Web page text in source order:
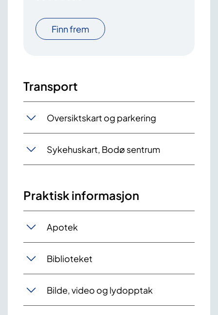
Finn frem
Transport
Oversiktskart og parkering
Sykehuskart, Bodø sentrum
Praktisk informasjon
Apotek
Biblioteket
Bilde, video og lydopptak